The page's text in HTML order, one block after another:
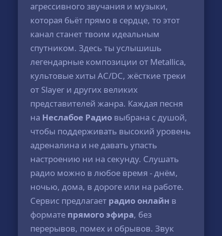
агрессивного звучания и музыки,
которая бьёт прямо в сердце, то этот
канал станет твоим идеальным
спутником. Здесь ты услышишь
легендарные композиции от Metallica,
культовые хиты AC/DC, жёсткие треки
от Slayer и других великих
представителей жанра. Каждая песня
на Неслабое Радио выбрана с душой,
чтобы поддерживать высокий уровень
адреналина и не давать упасть
настроению ни на секунду. Слушать
радио можно в любое время - днём,
ночью, дома, в дороге или на работе.
Сервис предлагает радио онлайн в
формате прямого эфира, без
перерывов, помех и обрывов. Звук